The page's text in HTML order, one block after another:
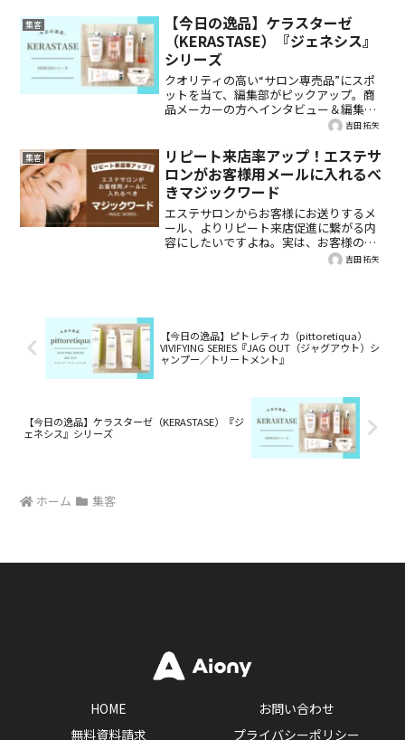
集客
【今日の逸品】ケラスターゼ
（KERASTASE）『ジェネシス』
シリーズ
クオリティの高い“サロン専売品”にスポ
ットを当て、編集部がピックアップ。商
品メーカーの方へインタビュー＆編集部
のお試しレビュー付きで、詳しくご紹
（KERASTASE）『ジェネシス』シリーズ
です。
吉田 拓矢
集客
リピート来店率アップ！エステサ
ロンがお客様用メールに入れるべ
きマジックワード
エステサロンからお客様にお送りするメ
ール、よりリピート来店促進に繋がる内
容にしたいですよね。実は、お客様の心
を掴む「マジックワード」が存在するの
吉田 拓矢
【今日の逸品】ピトレティカ（pittoretiqua）
VIVIFYING SERIES『JAG OUT（ジャグアウト）シ
ャンプー／トリートメント』
【今日の逸品】ケラスターゼ（KERASTASE）『ジ
ェネシス』シリーズ
ホーム 集客
HOME
お問い合わせ
無料資料請求
プライバシーポリシー